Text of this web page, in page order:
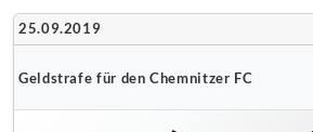
25.09.2019
Geldstrafe für den Chemnitzer FC